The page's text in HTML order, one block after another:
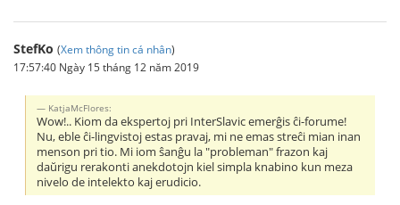
StefKo (Xem thông tin cá nhân)
17:57:40 Ngày 15 tháng 12 năm 2019
KatjaMcFlores:
Wow!.. Kiom da ekspertoj pri InterSlavic emerĝis ĉi-forume!
Nu, eble ĉi-lingvistoj estas pravaj, mi ne emas streĉi mian inan
menson pri tio. Mi iom ŝanĝu la "probleman" frazon kaj
daŭrigu rerakonti anekdotojn kiel simpla knabino kun meza
nivelo de intelekto kaj erudicio.